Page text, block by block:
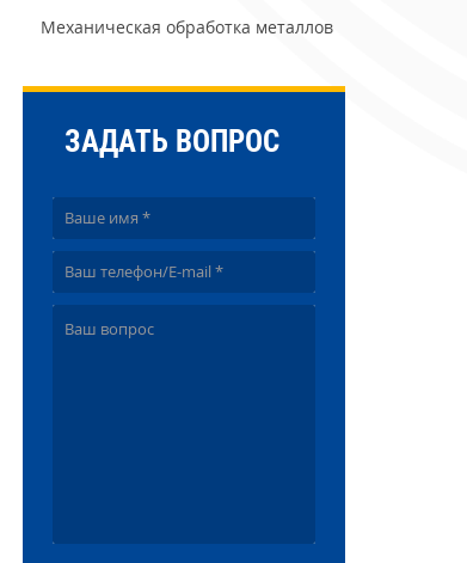
Механическая обработка металлов
ЗАДАТЬ ВОПРОС